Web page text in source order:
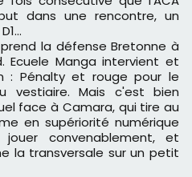
dans une rencontre, un
la défense Bretonne à
Ecuele Manga intervient et
: Pénalty et rouge pour le
vestiaire. Mais c'est bien
face à Camara, qui tire au
en supériorité numérique
convenablement, et
la transversale sur un petit